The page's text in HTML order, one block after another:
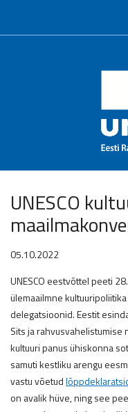
UNESCO
05.10.2022
UNESCO eestvõttel peeti
ülemaailmne
delegatsioonid. Eestit
Sits ja rahvusvahelistumise
kultuuri panus ühiskonna
samuti kestliku arengu
vastu võetud
on avalik hüve, ning see